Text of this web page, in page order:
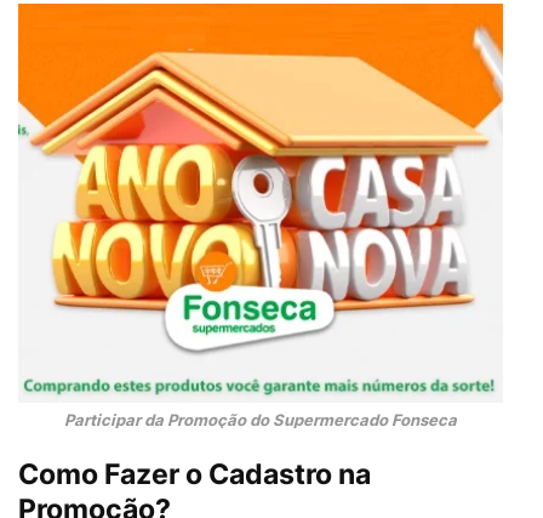
Participar da Promoção do Supermercado Fonseca
Como Fazer o Cadastro na
Promoção?